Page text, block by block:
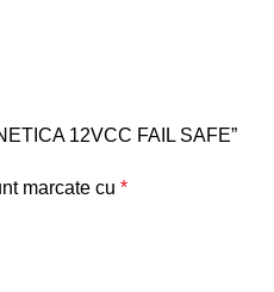
12VCC FAIL SAFE”
marcate cu *